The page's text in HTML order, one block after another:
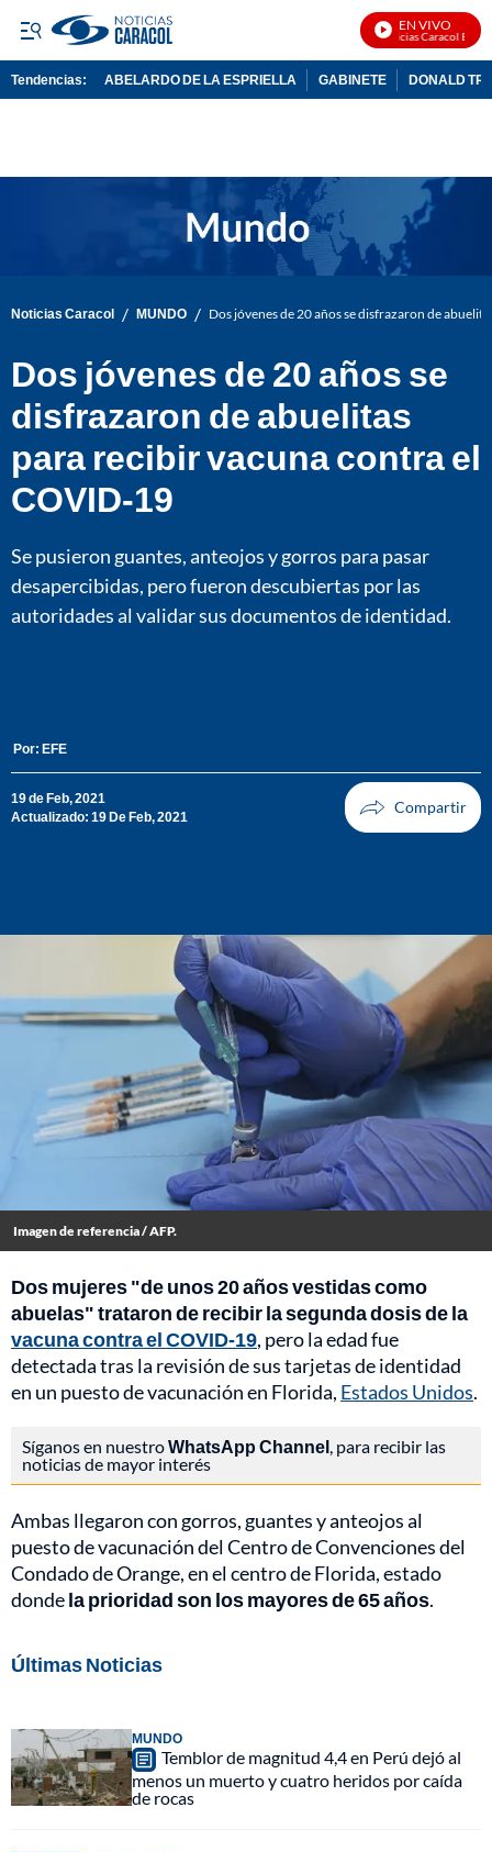
EN VIVO
Noticias Caracol En Vivo
Tendencias: ABELARDO DE LA ESPRIELLA GABINETE DONALD
Noticias Caracol / MUNDO / Dos jóvenes de 20 años se disfrazaron de
Dos jóvenes de 20 años se
disfrazaron de abuelitas
para recibir vacuna contra el
COVID-19
Se pusieron guantes, anteojos y gorros para pasar
desapercibidas, pero fueron descubiertas por las
autoridades al validar sus documentos de identidad.
Por: EFE
19 de Feb, 2021
Actualizado: 19 De Feb, 2021
Imagen de referencia / AFP.
Dos mujeres "de unos 20 años vestidas como
abuelas" trataron de recibir la segunda dosis de la
vacuna contra el COVID-19, pero la edad fue
detectada tras la revisión de sus tarjetas de identidad
en un puesto de vacunación en Florida, Estados Unidos.
Síganos en nuestroWhatsApp Channel, para recibir las
noticias de mayor interés
Ambas llegaron con gorros, guantes y anteojos al
puesto de vacunación del Centro de Convenciones del
Condado de Orange, en el centro de Florida, estado
dondela prioridad son los mayores de 65 años.
Últimas Noticias
MUNDO
Temblor de magnitud 4,4 en Perú dejó al
menos un muerto y cuatro heridos por caída
de rocas